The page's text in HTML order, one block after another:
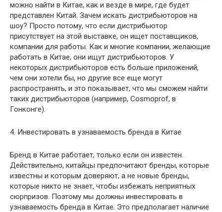
можно найти в Китае, как и везде в мире, где будет
представлен Китай. Зачем искать дистрибьюторов на
шоу? Просто потому, что если дистрибьютор
присутствует на этой выставке, он ищет поставщиков,
компании для работы. Как и многие компании, желающие
работать в Китае, они ищут дистрибьюторов. У
некоторых дистрибьюторов есть больше приложений,
чем они хотели бы, но другие все еще могут
распространять, и это показывает, что мы сможем найти
таких дистрибьюторов (например, Cosmoprof, в
Гонконге).
4. Инвестировать в узнаваемость бренда в Китае
Бренд в Китае работает, только если он известен.
Действительно, китайцы предпочитают бренды, которые
известны и которым доверяют, а не новые бренды,
которые никто не знает, чтобы избежать неприятных
сюрпризов. Поэтому мы должны инвестировать в
узнаваемость бренда в Китае. Это предполагает наличие